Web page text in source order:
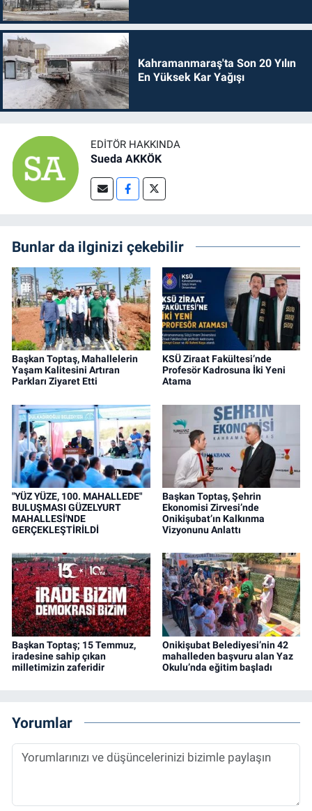
Kahramanmaraş'ta Son 20 Yılın
En Yüksek Kar Yağışı
EDITÖR HAKKINDA
Sueda AKKÖK
Bunlar da ilginizi çekebilir
Başkan Toptaş, Mahallelerin
Yaşam Kalitesini Artıran
Parkları Ziyaret Etti
KSÜ Ziraat Fakültesi’nde
Profesör Kadrosuna İki Yeni
Atama
"YÜZ YÜZE, 100. MAHALLEDE"
BULUŞMASI GÜZELYURT
MAHALLESİ'NDE
GERÇEKLEŞTİRİLDİ
Başkan Toptaş, Şehrin
Ekonomisi Zirvesi’nde
Onikişubat’ın Kalkınma
Vizyonunu Anlattı
Başkan Toptaş; 15 Temmuz,
iradesine sahip çıkan
milletimizin zaferidir
Onikişubat Belediyesi’nin 42
mahalleden başvuru alan Yaz
Okulu’nda eğitim başladı
Yorumlar